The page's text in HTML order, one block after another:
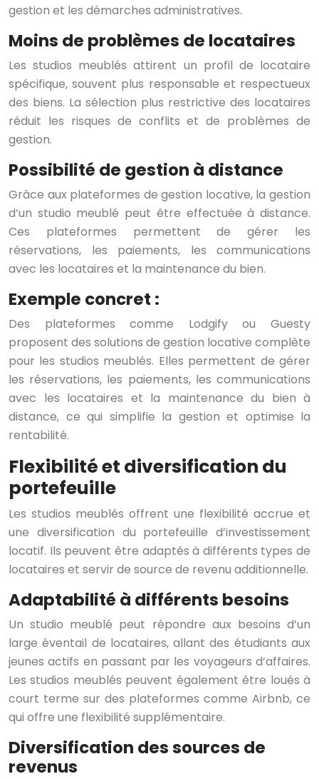
gestion et les démarches administratives.
Moins de problèmes de locataires
Les studios meublés attirent un profil de locataire
spécifique, souvent plus responsable et respectueux
des biens. La sélection plus restrictive des locataires
réduit les risques de conflits et de problèmes de
gestion.
Possibilité de gestion à distance
Grâce aux plateformes de gestion locative, la gestion
d’un studio meublé peut être effectuée à distance.
Ces plateformes permettent de gérer les
réservations, les paiements, les communications
avec les locataires et la maintenance du bien.
Exemple concret :
Des plateformes comme Lodgify ou Guesty
proposent des solutions de gestion locative complète
pour les studios meublés. Elles permettent de gérer
les réservations, les paiements, les communications
avec les locataires et la maintenance du bien à
distance, ce qui simplifie la gestion et optimise la
rentabilité.
Flexibilité et diversification du
portefeuille
Les studios meublés offrent une flexibilité accrue et
une diversification du portefeuille d’investissement
locatif. Ils peuvent être adaptés à différents types de
locataires et servir de source de revenu additionnelle.
Adaptabilité à différents besoins
Un studio meublé peut répondre aux besoins d’un
large éventail de locataires, allant des étudiants aux
jeunes actifs en passant par les voyageurs d’affaires.
Les studios meublés peuvent également être loués à
court terme sur des plateformes comme Airbnb, ce
qui offre une flexibilité supplémentaire.
Diversification des sources de
revenus